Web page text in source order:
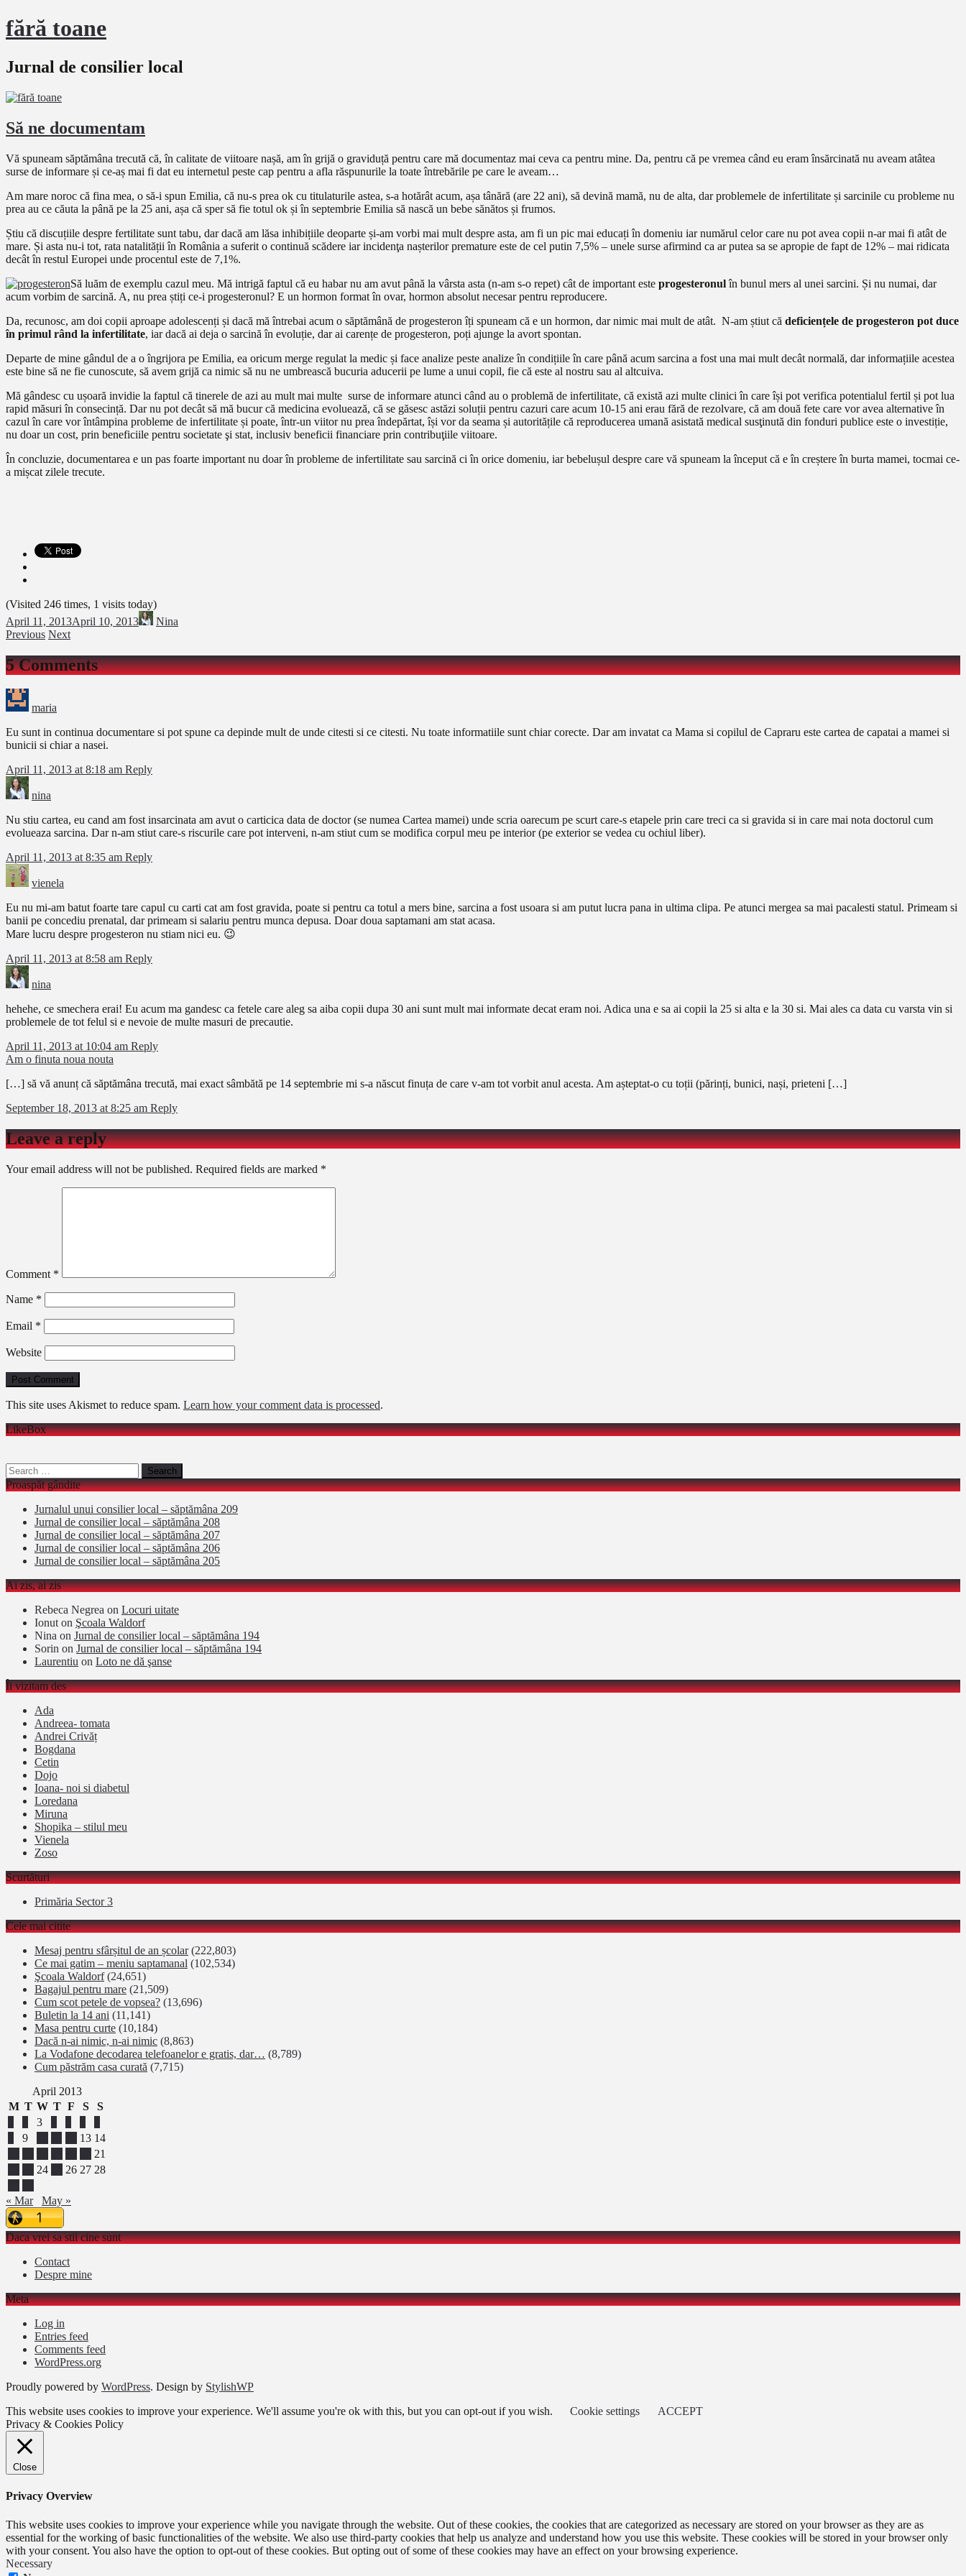
fără toane
Jurnal de consilier local
Să ne documentam
Vă spuneam săptămâna trecută că, în calitate de viitoare nașă, am în grijă o graviduță pentru care mă documentaz mai ceva ca pentru mine. Da, pentru că pe vremea când eu eram însărcinată nu aveam atâtea
surse de informare și ce-aș mai fi dat eu internetul peste cap pentru a afla răspunurile la toate întrebările pe care le aveam…
Am mare noroc că fina mea, o să-i spun Emilia, că nu-s prea ok cu titulaturile astea, s-a hotărât acum, așa tânără (are 22 ani), să devină mamă, nu de alta, dar problemele de infertilitate și sarcinile cu probleme nu
prea au ce căuta la până pe la 25 ani, așa că sper să fie totul ok și în septembrie Emilia să nască un bebe sănătos și frumos.
Știu că discuțiile despre fertilitate sunt tabu, dar dacă am lăsa inhibițiile deoparte și-am vorbi mai mult despre asta, am fi un pic mai educați în domeniu iar numărul celor care nu pot avea copii n-ar mai fi atât de
mare. Și asta nu-i tot, rata natalității în România a suferit o continuă scădere iar incidenţa nașterilor premature este de cel putin 7,5% – unele surse afirmind ca ar putea sa se apropie de fapt de 12% – mai ridicata
decât în restul Europei unde procentul este de 7,1%.
Să luăm de exemplu cazul meu. Mă intrigă faptul că eu habar nu am avut până la vârsta asta (n-am s-o repet) cât de important este progesteronulîn bunul mers al unei sarcini. Și nu numai, dar
acum vorbim de sarcină. A, nu prea știți ce-i progesteronul? E un hormon format în ovar, hormon absolut necesar pentru reproducere.
Da, recunosc, am doi copii aproape adolescenți și dacă mă întrebai acum o săptămână de progesteron îți spuneam că e un hormon, dar nimic mai mult de atât. N-am știut că deficiențele de progesteron pot duce
în primul rând la infertilitate, iar dacă ai deja o sarcină în evoluție, dar ai carențe de progesteron, poți ajunge la avort spontan.
Departe de mine gândul de a o îngrijora pe Emilia, ea oricum merge regulat la medic și face analize peste analize în condițiile în care până acum sarcina a fost una mai mult decât normală, dar informațiile acestea
este bine să ne fie cunoscute, să avem grijă ca nimic să nu ne umbrească bucuria aducerii pe lume a unui copil, fie că este al nostru sau al altcuiva.
Mă gândesc cu ușoară invidie la faptul că tinerele de azi au mult mai multe surse de informare atunci când au o problemă de infertilitate, că există azi multe clinici în care își pot verifica potentialul fertil și pot lua
rapid măsuri în consecință. Dar nu pot decât să mă bucur că medicina evoluează, că se găsesc astăzi soluții pentru cazuri care acum 10-15 ani erau fără de rezolvare, că am două fete care vor avea alternative în
cazul în care vor întâmpina probleme de infertilitate și poate, într-un viitor nu prea îndepărtat, își vor da seama și autoritățile că reproducerea umană asistată medical susţinută din fonduri publice este o investiție,
nu doar un cost, prin beneficiile pentru societate şi stat, inclusiv beneficii financiare prin contribuţiile viitoare.
În concluzie, documentarea e un pas foarte important nu doar în probleme de infertilitate sau sarcină ci în orice domeniu, iar bebelușul despre care vă spuneam la început că e în creștere în burta mamei, tocmai ce-
a mișcat zilele trecute.
(Visited 246 times, 1 visits today)
April 11, 2013April 10, 2013
Nina
Previous Next
5 Comments
maria
Eu sunt in continua documentare si pot spune ca depinde mult de unde citesti si ce citesti. Nu toate informatiile sunt chiar corecte. Dar am invatat ca Mama si copilul de Capraru este cartea de capatai a mamei si
bunicii si chiar a nasei.
April 11, 2013 at 8:18 am Reply
nina
Nu stiu cartea, eu cand am fost insarcinata am avut o carticica data de doctor (se numea Cartea mamei) unde scria oarecum pe scurt care-s etapele prin care treci ca si gravida si in care mai nota doctorul cum
evolueaza sarcina. Dar n-am stiut care-s riscurile care pot interveni, n-am stiut cum se modifica corpul meu pe interior (pe exterior se vedea cu ochiul liber).
April 11, 2013 at 8:35 am Reply
vienela
Eu nu mi-am batut foarte tare capul cu carti cat am fost gravida, poate si pentru ca totul a mers bine, sarcina a fost usoara si am putut lucra pana in ultima clipa. Pe atunci mergea sa mai pacalesti statul. Primeam si
banii pe concediu prenatal, dar primeam si salariu pentru munca depusa. Doar doua saptamani am stat acasa.
Mare lucru despre progesteron nu stiam nici eu. 😉
April 11, 2013 at 8:58 am Reply
nina
hehehe, ce smechera erai! Eu acum ma gandesc ca fetele care aleg sa aiba copii dupa 30 ani sunt mult mai informate decat eram noi. Adica una e sa ai copii la 25 si alta e la 30 si. Mai ales ca data cu varsta vin si
problemele de tot felul si e nevoie de multe masuri de precautie.
April 11, 2013 at 10:04 am Reply
Am o finuta noua nouta
[…] să vă anunț că săptămâna trecută, mai exact sâmbătă pe 14 septembrie mi s-a născut finuța de care v-am tot vorbit anul acesta. Am așteptat-o cu toții (părinți, bunici, nași, prieteni […]
September 18, 2013 at 8:25 am Reply
Leave a reply
Your email address will not be published. Required fields are marked *
Comment *
Name *
Email *
Website
This site uses Akismet to reduce spam. Learn how your comment data is processed.
LikeBox
Search
for:
Proaspăt gândite
Jurnalul unui consilier local – săptămâna 209
Jurnal de consilier local – săptămâna 208
Jurnal de consilier local – săptămâna 207
Jurnal de consilier local – săptămâna 206
Jurnal de consilier local – săptămâna 205
Ai zis, ai zis
Rebeca Negrea on Locuri uitate
Ionut on Şcoala Waldorf
Nina on Jurnal de consilier local – săptămâna 194
Sorin on Jurnal de consilier local – săptămâna 194
Laurentiu on Loto ne dă şanse
Îi vizitam des
Ada
Andreea- tomata
Andrei Crivăț
Bogdana
Cetin
Dojo
Ioana- noi si diabetul
Loredana
Miruna
Shopika – stilul meu
Vienela
Zoso
Scurtături
Primăria Sector 3
Cele mai citite
Mesaj pentru sfârșitul de an școlar (222,803)
Ce mai gatim – meniu saptamanal (102,534)
Şcoala Waldorf (24,651)
Bagajul pentru mare (21,509)
Cum scot petele de vopsea? (13,696)
Buletin la 14 ani (11,141)
Masa pentru curte (10,184)
Dacă n-ai nimic, n-ai nimic (8,863)
La Vodafone decodarea telefoanelor e gratis, dar… (8,789)
Cum păstrăm casa curată (7,715)
April 2013
M T W T F S
S
3
9 13 14
21
24 26 27 28
« Mar
May »
Daca vrei sa stii cine sunt
Contact
Despre mine
Meta
Log in
Entries feed
Comments feed
WordPress.org
Proudly powered by WordPress. Design by StylishWP
This website uses cookies to improve your experience. We'll assume you're ok with this, but you can opt-out if you wish.
Cookie settings
ACCEPT
Privacy & Cookies Policy
Close
Privacy Overview
This website uses cookies to improve your experience while you navigate through the website. Out of these cookies, the cookies that are categorized as necessary are stored on your browser as they are as
essential for the working of basic functionalities of the website. We also use third-party cookies that help us analyze and understand how you use this website. These cookies will be stored in your browser only
with your consent. You also have the option to opt-out of these cookies. But opting out of some of these cookies may have an effect on your browsing experience.
Necessary